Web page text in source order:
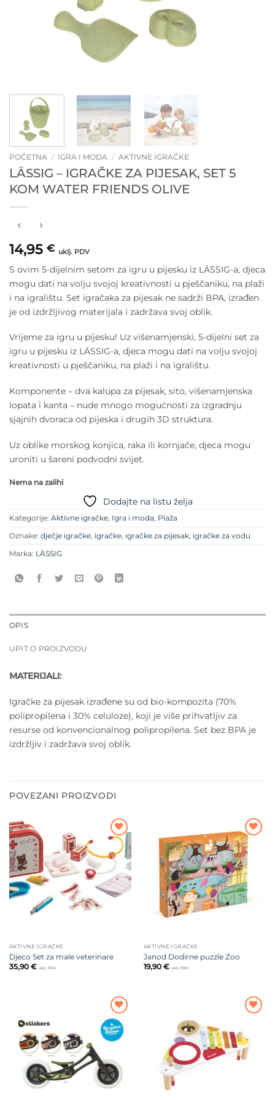
POČETNA / IGRA I MODA / AKTIVNE IGRAČKE
LÄSSIG – IGRAČKE ZA PIJESAK, SET 5
KOM WATER FRIENDS OLIVE
14,95 € uklj. PDV
S ovim 5-dijelnim setom za igru ​​u pijesku iz LÄSSIG-a, djeca
mogu dati na volju svojoj kreativnosti u pješčaniku, na plaži
i na igralištu. Set igračaka za pijesak ne sadrži BPA, izrađen
je od izdržljivog materijala i zadržava svoj oblik.
Vrijeme za igru ​​u pijesku! Uz višenamjenski, 5-dijelni set za
igru ​​u pijesku iz LÄSSIG-a, djeca mogu dati na volju svojoj
kreativnosti u pješčaniku, na plaži i na igralištu.
Komponente – dva kalupa za pijesak, sito, višenamjenska
lopata i kanta – nude mnogo mogućnosti za izgradnju
sjajnih dvoraca od pijeska i drugih 3D struktura.
Uz oblike morskog konjica, raka ili kornjače, djeca mogu
uroniti u šareni podvodni svijet.
Nema na zalihi
Dodajte na listu želja
Kategorije: Aktivne igračke, Igra i moda, Plaža
Oznake: dječje igračke, igračke, igračke za pijesak, igračke za vodu
Marka: LÄSSIG
OPIS
UPIT O PROIZVODU
MATERIJALI:
Igračke za pijesak izrađene su od bio-kompozita (70%
polipropilena i 30% celuloze), koji je više prihvatljiv za
resurse od konvencionalnog polipropilena. Set bez BPA je
izdržljiv i zadržava svoj oblik.
POVEZANI PROIZVODI
Dodajte
na listu
želja
AKTIVNE IGRAČKE
Djeco Set za male veterinare
35,90 € uklj. PDV
Dodajte
na listu
želja
AKTIVNE IGRAČKE
Janod Dodirne puzzle Zoo
19,90 € uklj. PDV
Dodajte
na listu
želja
želja